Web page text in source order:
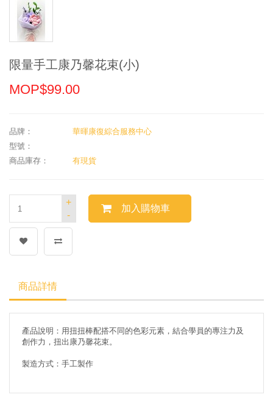
限量手工康乃馨花束(小)
MOP$99.00
品牌：
華暉康復綜合服務中心
型號：
商品庫存：
有現貨
-
+
加入購物車
商品詳情
產品說明：用扭扭棒配搭不同的色彩元素，結合學員的專注力及
創作力，扭出康乃馨花束。
製造方式：手工製作